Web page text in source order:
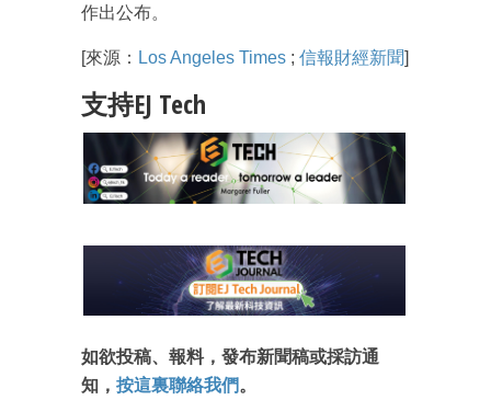
作出公布。
[來源： Los Angeles Times ; 信報財經新聞]
支持EJ Tech
如欲投稿、報料，發布新聞稿或採訪通
知， 按這裏聯絡我們。